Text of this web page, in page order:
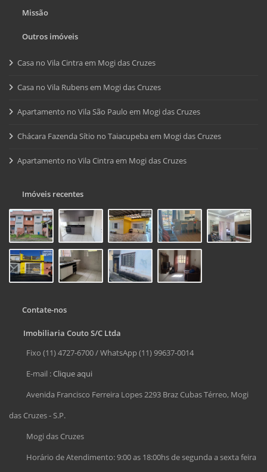
Missão
Outros imóveis
Casa no Vila Cintra em Mogi das Cruzes
Casa no Vila Rubens em Mogi das Cruzes
Apartamento no Vila São Paulo em Mogi das Cruzes
Chácara Fazenda Sítio no Taiacupeba em Mogi das Cruzes
Apartamento no Vila Cintra em Mogi das Cruzes
Imóveis recentes
Contate-nos
Imobiliaria Couto S/C Ltda
Fixo (11) 4727-6700 / WhatsApp (11) 99637-0014
E-mail :Clique aqui
Avenida Francisco Ferreira Lopes 2293 Braz Cubas Térreo, Mogi
das Cruzes - S.P.
Mogi das Cruzes
Horário de Atendimento: 9:00 as 18:00hs de segunda a sexta feira